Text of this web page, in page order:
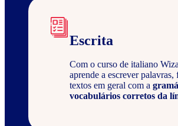
Escrita
Com o curso de italiano
aprende a escrever palavras,
textos em geral com a
vocabulários corretos da